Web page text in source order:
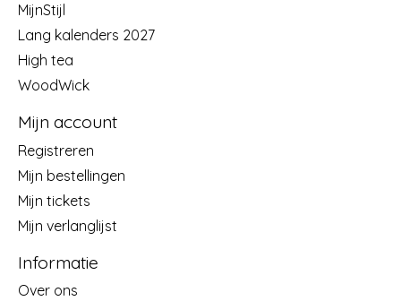
MijnStijl
Lang kalenders 2027
High tea
WoodWick
Mijn account
Registreren
Mijn bestellingen
Mijn tickets
Mijn verlanglijst
Informatie
Over ons